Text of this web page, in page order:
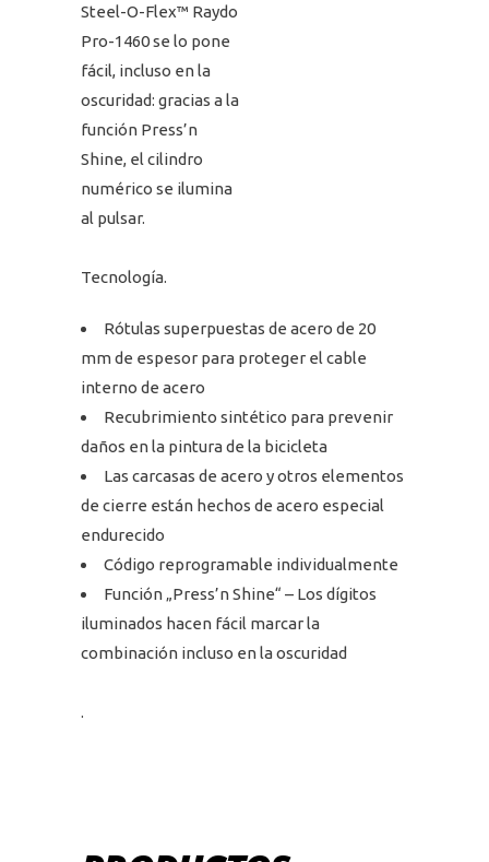
Steel-O-Flex™ Raydo
Pro-1460 se lo pone
fácil, incluso en la
oscuridad: gracias a la
función Press’n
Shine, el cilindro
numérico se ilumina
al pulsar.
Tecnología.
Rótulas superpuestas de acero de 20
mm de espesor para proteger el cable
interno de acero
Recubrimiento sintético para prevenir
daños en la pintura de la bicicleta
Las carcasas de acero y otros elementos
de cierre están hechos de acero especial
endurecido
Código reprogramable individualmente
Función „Press’n Shine“ – Los dígitos
iluminados hacen fácil marcar la
combinación incluso en la oscuridad
.